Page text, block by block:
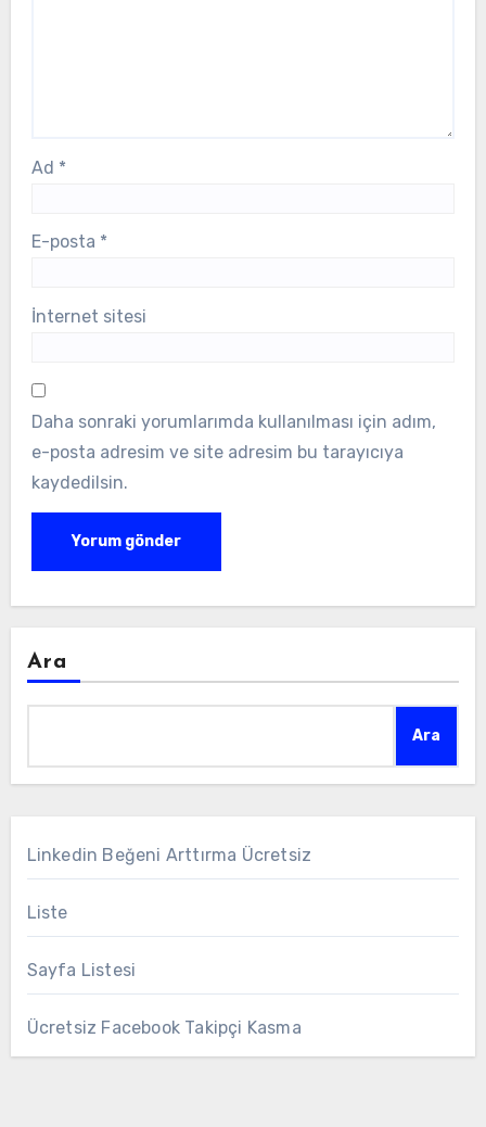
Ad *
E-posta *
İnternet sitesi
Daha sonraki yorumlarımda kullanılması için adım,
e-posta adresim ve site adresim bu tarayıcıya
kaydedilsin.
Ara
Ara
Linkedin Beğeni Arttırma Ücretsiz
Liste
Sayfa Listesi
Ücretsiz Facebook Takipçi Kasma